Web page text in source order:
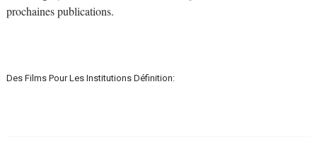
prochaines publications.
Des Films Pour Les Institutions Définition: